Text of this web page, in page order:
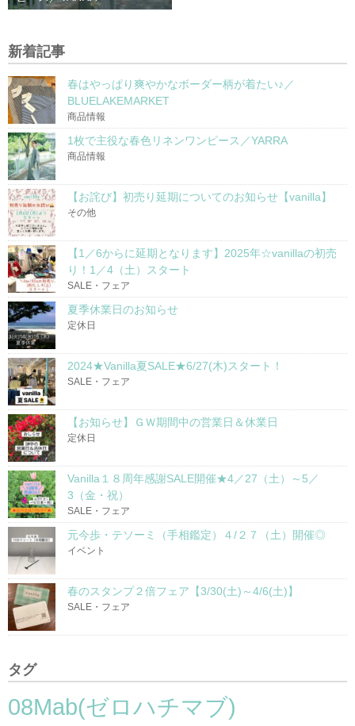
新着記事
春はやっぱり爽やかなボーダー柄が着たい♪／
BLUELAKEMARKET
商品情報
1枚で主役な春色リネンワンピース／YARRA
商品情報
【お詫び】初売り延期についてのお知らせ【vanilla】
その他
【1／6からに延期となります】2025年☆vanillaの初売
り！1／4（土）スタート
SALE・フェア
夏季休業日のお知らせ
定休日
2024★Vanilla夏SALE★6/27(木)スタート！
SALE・フェア
【お知らせ】ＧＷ期間中の営業日＆休業日
定休日
Vanilla１８周年感謝SALE開催★4／27（土）～5／
3（金・祝）
SALE・フェア
元今歩・テソーミ（手相鑑定）４/２７（土）開催◎
イベント
春のスタンプ２倍フェア【3/30(土)～4/6(土)】
SALE・フェア
タグ
08Mab(ゼロハチマブ)